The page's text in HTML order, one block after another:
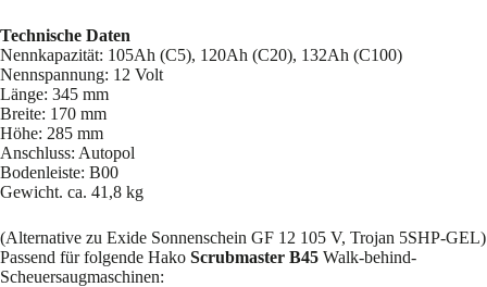
Technische Daten
Nennkapazität: 105Ah (C5), 120Ah (C20), 132Ah (C100)
Nennspannung: 12 Volt
Länge: 345 mm
Breite: 170 mm
Höhe: 285 mm
Anschluss: Autopol
Bodenleiste: B00
Gewicht. ca. 41,8 kg
(Alternative zu Exide Sonnenschein GF 12 105 V, Trojan 5SHP-GEL)
Passend für folgende Hako Scrubmaster B45 Walk-behind-
Scheuersaugmaschinen: